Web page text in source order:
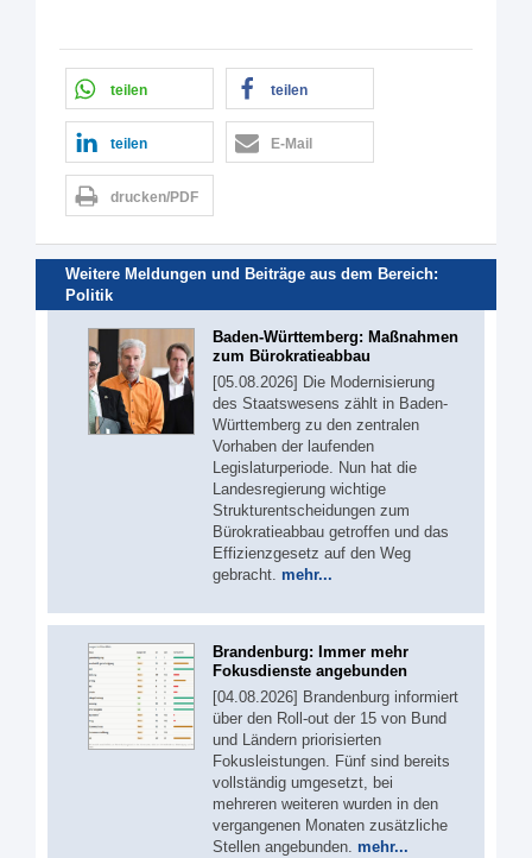
teilen teilen
teilen E-Mail
drucken/PDF
Weitere Meldungen und Beiträge aus dem Bereich:
Politik
Baden-Württemberg: Maßnahmen
zum Bürokratieabbau
[05.08.2026] Die Modernisierung
des Staatswesens zählt in Baden-
Württemberg zu den zentralen
Vorhaben der laufenden
Legislaturperiode. Nun hat die
Landesregierung wichtige
Strukturentscheidungen zum
Bürokratieabbau getroffen und das
Effizienzgesetz auf den Weg
gebracht. mehr...
Brandenburg: Immer mehr
Fokusdienste angebunden
[04.08.2026] Brandenburg informiert
über den Roll-out der 15 von Bund
und Ländern priorisierten
Fokusleistungen. Fünf sind bereits
vollständig umgesetzt, bei
mehreren weiteren wurden in den
vergangenen Monaten zusätzliche
Stellen angebunden. mehr...